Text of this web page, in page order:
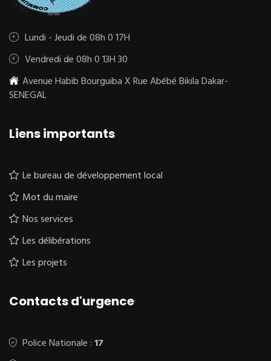
Lundi - Jeudi de 08h 0 17H
Vendredi de 08h 0 13H 30
Avenue Habib Bourguiba X Rue Abébé Bikila Dakar-
SENEGAL
Liens importants
Le bureau de développement local
Mot du maire
Nos services
Les délibérations
Les projets
Contacts d'urgence
Police Nationale :17